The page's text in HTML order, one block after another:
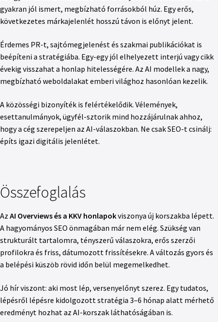
gyakran jól ismert, megbízható forrásokból húz. Egy erős,
következetes márkajelenlét hosszú távon is előnyt jelent.
Érdemes PR-t, sajtómegjelenést és szakmai publikációkat is
beépíteni a stratégiába. Egy-egy jól elhelyezett interjú vagy cikk
évekig visszahat a honlap hitelességére. Az AI modellek a nagy,
megbízható weboldalakat emberi világhoz hasonlóan kezelik.
A közösségi bizonyíték is felértékelődik. Vélemények,
esettanulmányok, ügyfél-sztorik mind hozzájárulnak ahhoz,
hogy a cég szerepeljen az AI-válaszokban. Ne csak SEO-t csinálj:
építs igazi digitális jelenlétet.
Összefoglalás
Az AI Overviews és a KKV honlapokviszonya új korszakba lépett.
A hagyományos SEO önmagában már nem elég. Szükség van
strukturált tartalomra, tényszerű válaszokra, erős szerzői
profilokra és friss, dátumozott frissítésekre. A változás gyors és
a belépési küszöb rövid időn belül megemelkedhet.
Jó hír viszont: aki most lép, versenyelőnyt szerez. Egy tudatos,
lépésről lépésre kidolgozott stratégia 3–6 hónap alatt mérhető
eredményt hozhat az AI-korszak láthatóságában is.